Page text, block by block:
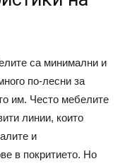
са минимални и
по-лесни за
им. Често мебелите
линии, които
и
в покритието. Но